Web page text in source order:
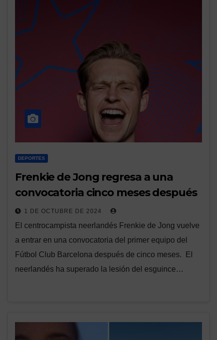
DEPORTES
Frenkie de Jong regresa a una
convocatoria cinco meses después
1 DE OCTUBRE DE 2024
El centrocampista neerlandés Frenkie de Jong vuelve
a entrar en una convocatoria del primer equipo del
Fútbol Club Barcelona después de cinco meses. El
neerlandés ha superado la lesión del esguince…